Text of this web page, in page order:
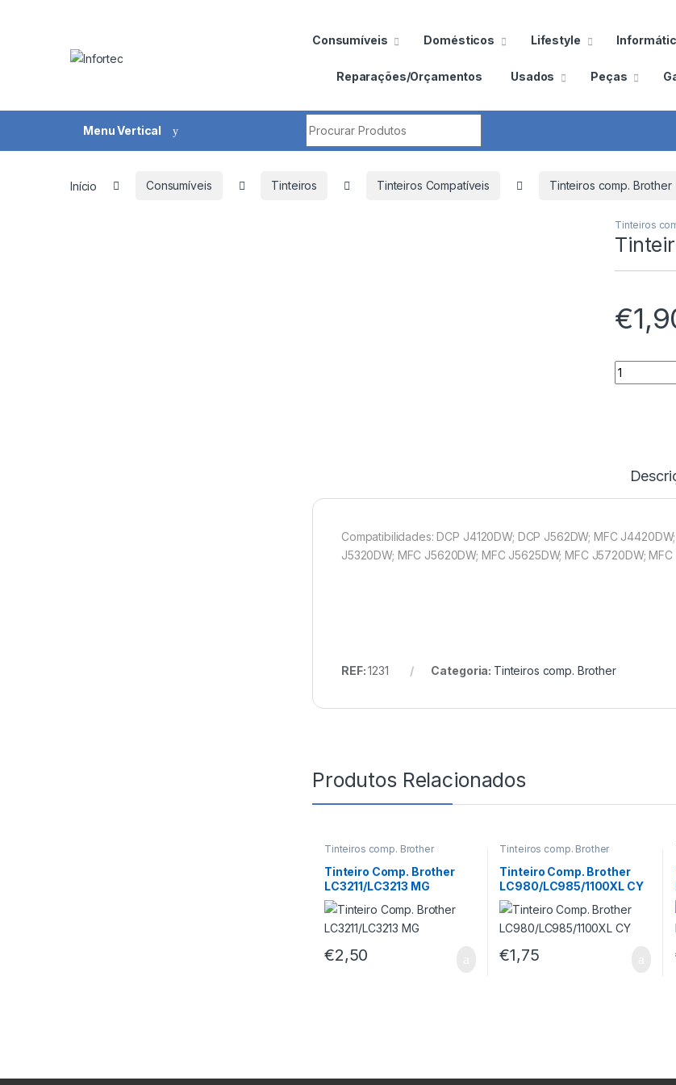
Consumíveis Domésticos Lifestyle
Reparações/Orçamentos Usados Peças
Menu Vertical
Início Consumíveis Tinteiros Tinteiros Compatíveis Tinteiros comp. Brother
Tinteiros
€
Tinteiro
Compatibilidades: DCP J4120DW; DCP J562DW; MFC
J5320DW; MFC J5620DW; MFC J5625DW; MFC J5720DW;
REF:1231 Categoria: Tinteiros comp. Brother
Produtos Relacionados
Tinteiros comp. Brother
Tinteiro Comp. Brother
LC3211/LC3213 MG
€2,50
Tinteiros comp. Brother
Tinteiro Comp. Brother
LC980/LC985/1100XL CY
€1,75